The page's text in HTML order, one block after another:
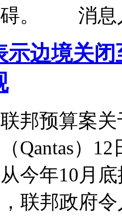
碍。 消息
示边境关
预算案关
Qantas）
从今年10月
联邦政府